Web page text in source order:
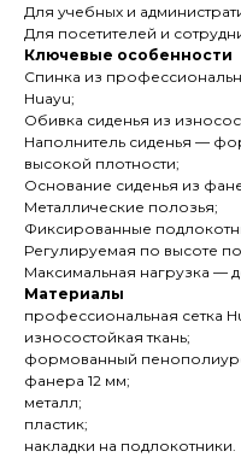
Для учебных и
Для посетителей и
Ключевые особенности
Спинка из
Huayu;
Обивка сиденья из
Наполнитель сиденья —
высокой плотности;
Основание сиденья из
Металлические полозья;
Фиксированные
Регулируемая по высоте
Максимальная нагрузка —
Материалы
профессиональная сетка
износостойкая ткань;
формованный
фанера 12 мм;
металл;
пластик;
накладки на подлокотники.